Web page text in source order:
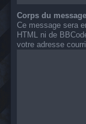
Corps du
Ce message sera
HTML ni de
votre adresse